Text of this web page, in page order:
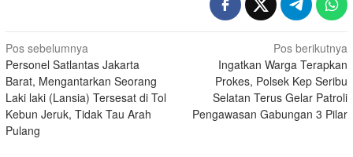
Navigasi
pos
Pos sebelumnya
Personel Satlantas Jakarta
Barat, Mengantarkan Seorang
Laki laki (Lansia) Tersesat di Tol
Kebun Jeruk, Tidak Tau Arah
Pulang
Pos berikutnya
Ingatkan Warga Terapkan
Prokes, Polsek Kep Seribu
Selatan Terus Gelar Patroli
Pengawasan Gabungan 3 Pilar